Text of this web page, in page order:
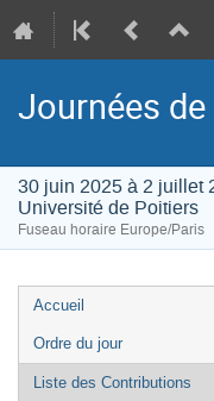
Journées
30 juin 2025 à 2 juillet
Université de Poitiers
Fuseau horaire Europe/Paris
Menu
de
l'événement
Accueil
Ordre du jour
Liste des Contributions